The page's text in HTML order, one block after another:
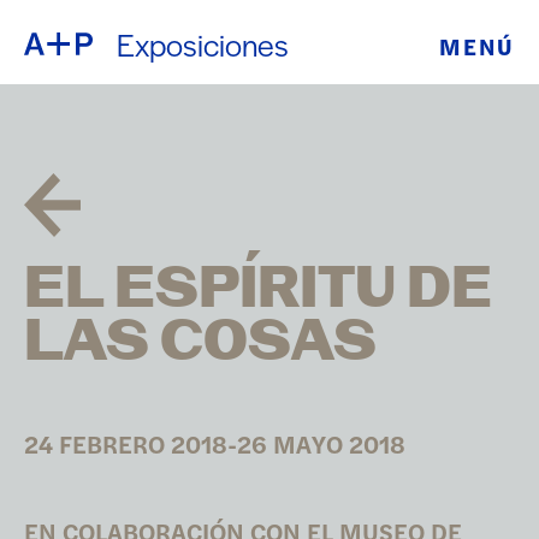
Exposiciones MENÚ
ACERCA DE
EDUCACIÓN
JUVENTUD
DE CRIANZA
PÚBLICOS
ARCHIVO
ENGLISH
ESPAÑOL
普通话
日本語
EL ESPÍRITU DE
LAS COSAS
24 FEBRERO 2018-26 MAYO 2018
EN COLABORACIÓN CON EL MUSEO DE